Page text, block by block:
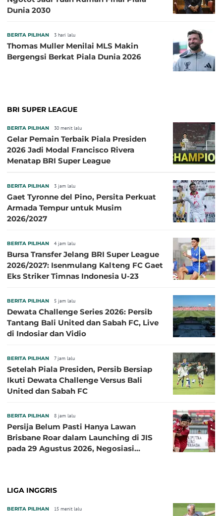
Dunia 2030
BERITA PILIHAN 3 hari lalu
Thomas Muller Menilai MLS Makin
Bergengsi Berkat Piala Dunia 2026
BRI SUPER LEAGUE
BERITA PILIHAN 30 menit lalu
Gelar Pemain Terbaik Piala Presiden
2026 Jadi Modal Francisco Rivera
Menatap BRI Super League
BERITA PILIHAN 3 jam lalu
Gaet Tyronne del Pino, Persita Perkuat
Armada Tempur untuk Musim
2026/2027
BERITA PILIHAN 4 jam lalu
Bursa Transfer Jelang BRI Super League
2026/2027: Isenmulang Kalteng FC Gaet
Eks Striker Timnas Indonesia U-23
BERITA PILIHAN 5 jam lalu
Dewata Challenge Series 2026: Persib
Tantang Bali United dan Sabah FC, Live
di Indosiar dan Vidio
BERITA PILIHAN 7 jam lalu
Setelah Piala Presiden, Persib Bersiap
Ikuti Dewata Challenge Versus Bali
United dan Sabah FC
BERITA PILIHAN 8 jam lalu
Persija Belum Pasti Hanya Lawan
Brisbane Roar dalam Launching di JIS
pada 29 Agustus 2026, Negosiasi
LIGA INGGRIS
BERITA PILIHAN 15 menit lalu